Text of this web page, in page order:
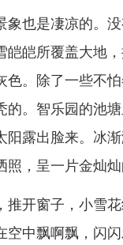
象也是凄凉的。
皑皑所覆盖大地
色。除了一些不怕
的。智乐园的池
阳露出脸来。冰
照，呈一片金灿灿
推开窗子，小雪
空中飘啊飘，闪